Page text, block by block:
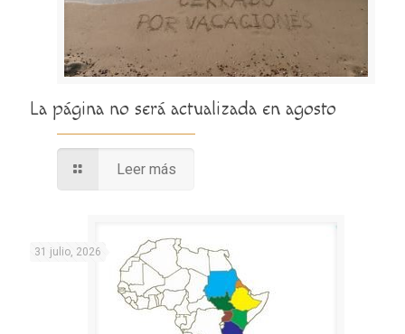
La página no será actualizada en agosto
Leer más
31 julio, 2026